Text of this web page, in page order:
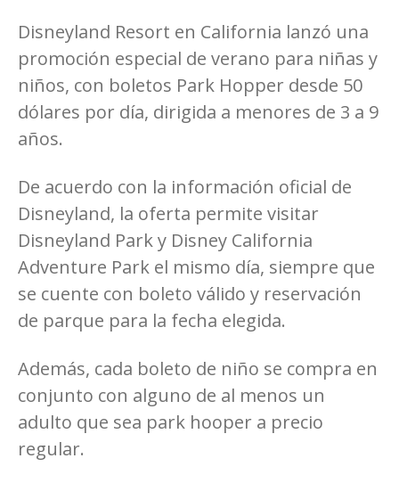
Disneyland Resort en California lanzó una
promoción especial de verano para niñas y
niños, con boletos Park Hopper desde 50
dólares por día, dirigida a menores de 3 a 9
años.
De acuerdo con la información oficial de
Disneyland, la oferta permite visitar
Disneyland Park y Disney California
Adventure Park el mismo día, siempre que
se cuente con boleto válido y reservación
de parque para la fecha elegida.
Además, cada boleto de niño se compra en
conjunto con alguno de al menos un
adulto que sea park hooper a precio
regular.